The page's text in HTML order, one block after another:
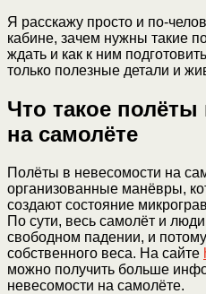
Я расскажу просто и по-
кабине, зачем нужны такие
ждать и как к ним
только полезные детали и
Что такое
на самолёте
Полёты в невесомости на
организованные манёвры,
создают состояние
По сути, весь самолёт и
свободном падении, и
собственного веса. На сайте
можно получить больше
невесомости на самолёте.